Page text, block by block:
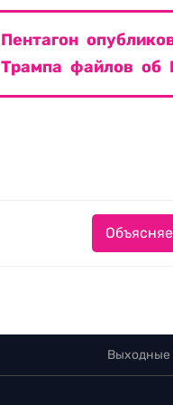
Пентагон
Трампа файлов об
Выходные